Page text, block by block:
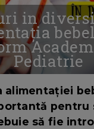
in
Pediatrie
alimentației
pentru
să fie